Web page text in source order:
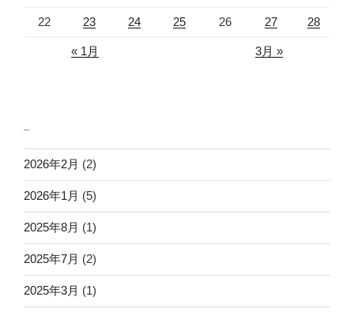
22 23 24 25 26 27 28
« 1月 3月 »
2026年2月 (2)
2026年1月 (5)
2025年8月 (1)
2025年7月 (2)
2025年3月 (1)